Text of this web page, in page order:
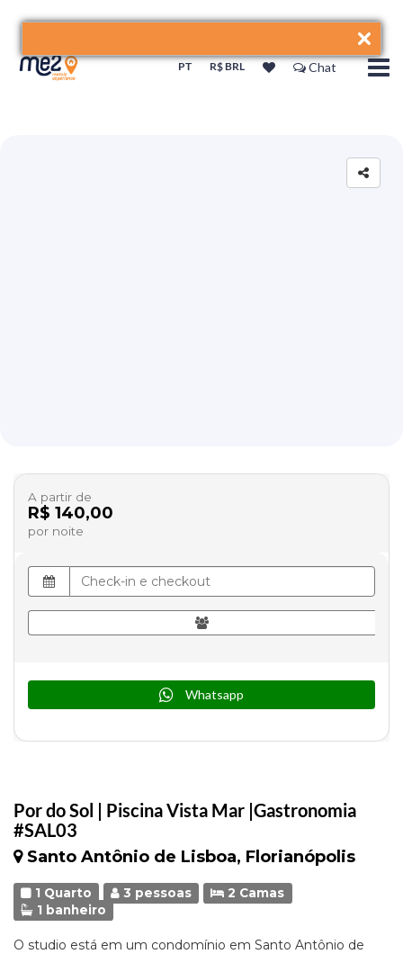
PT R$ BRL Chat
Por do Sol | Piscina Vista Mar |Gastronomia
#SAL03
Santo Antônio de Lisboa, Florianópolis
1 Quarto 3 pessoas
2 Camas
1 banheiro
O studio está em um condomínio em Santo Antônio de
A partir de
R$ 140,00
por noite
Whatsapp